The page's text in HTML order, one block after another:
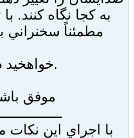
به کجا نگاه کنند.
مطمئناً سخنراني
خواهخيد داد.
موفق
با اجراي اين نکات